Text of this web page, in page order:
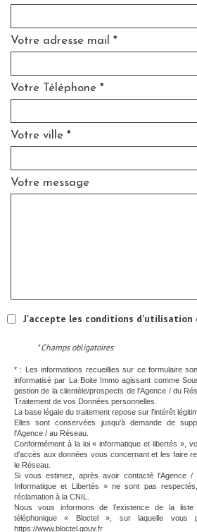
Votre adresse mail *
Votre Téléphone *
Votre ville *
Votre message
J'accepte les conditions d'utilisation
* Champs obligatoires
* : Les informations recueillies sur ce formulaire
informatisé par La Boite Immo agissant comme
gestion de la clientèle/prospects de l'Agence / du
Traitement de vos Données personnelles.
La base légale du traitement repose sur l’intérêt
Elles sont conservées jusqu'à demande de
l'Agence / au Réseau.
Conformément à la loi « informatique et libertés »,
d'accès aux données vous concernant et les faire
le Réseau.
Si vous estimez, après avoir contacté l'Agence
Informatique et Libertés » ne sont pas
réclamation à la CNIL.
Nous vous informons de l’existence de la liste
téléphonique « Bloctel », sur laquelle
https://www.bloctel.gouv.fr